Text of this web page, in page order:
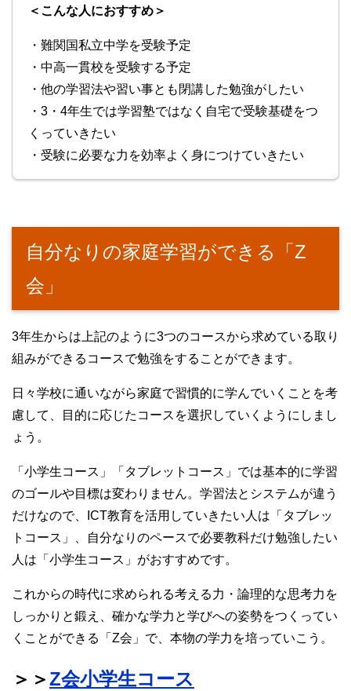
＜こんな人におすすめ＞
・難関国私立中学を受験予定
・中高一貫校を受験する予定
・他の学習法や習い事とも閉講した勉強がしたい
・3・4年生では学習塾ではなく自宅で受験基礎をつ
くっていきたい
・受験に必要な力を効率よく身につけていきたい
自分なりの家庭学習ができる「Z
会」
3年生からは上記のように3つのコースから求めている取り
組みができるコースで勉強をすることができます。
日々学校に通いながら家庭で習慣的に学んでいくことを考
慮して、目的に応じたコースを選択していくようにしまし
ょう。
「小学生コース」「タブレットコース」では基本的に学習
のゴールや目標は変わりません。学習法とシステムが違う
だけなので、ICT教育を活用していきたい人は「タブレッ
トコース」、自分なりのペースで必要教科だけ勉強したい
人は「小学生コース」がおすすめです。
これからの時代に求められる考える力・論理的な思考力を
しっかりと鍛え、確かな学力と学びへの姿勢をつくってい
くことができる「Z会」で、本物の学力を培っていこう。
＞＞Z会小学生コース